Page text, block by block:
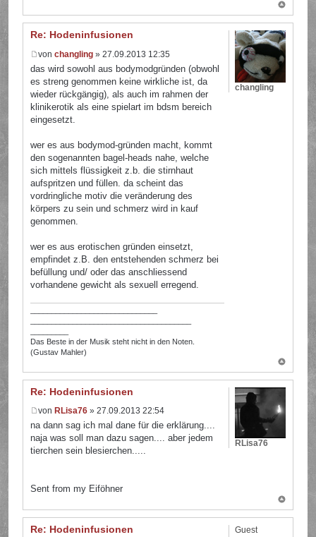
Re: Hodeninfusionen
vonchangling » 27.09.2013 12:35
das wird sowohl aus bodymodgründen (obwohl
es streng genommen keine wirkliche ist, da
wieder rückgängig), als auch im rahmen der
klinikerotik als eine spielart im bdsm bereich
eingesetzt.
wer es aus bodymod-gründen macht, kommt
den sogenannten bagel-heads nahe, welche
sich mittels flüssigkeit z.b. die stirnhaut
aufspritzen und füllen. da scheint das
vordringliche motiv die veränderung des
körpers zu sein und schmerz wird in kauf
genommen.
wer es aus erotischen gründen einsetzt,
empfindet z.B. den entstehenden schmerz bei
befüllung und/ oder das anschliessend
vorhandene gewicht als sexuell erregend.
Das Beste in der Musik steht nicht in den Noten.
(Gustav Mahler)
changling
Re: Hodeninfusionen
von RLisa76 » 27.09.2013 22:54
na dann sag ich mal dane für die erklärung....
naja was soll man dazu sagen.... aber jedem
tierchen sein blesierchen.....
Sent from my Eiföhner
RLisa76
Re: Hodeninfusionen Guest